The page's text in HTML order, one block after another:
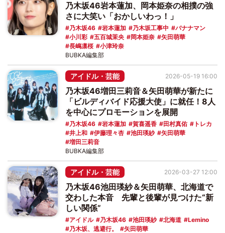
乃木坂46岩本蓮加、岡本姫奈の相撲の強
さに大笑い「おかしいわっ！」
乃木坂46 岩本蓮加 乃木坂工事中
バナナマン
小川彩
五百城茉央 岡本姫奈
矢田萌華
長嶋凛桜
小津玲奈
BUBKA編集部
アイドル・芸能
乃木坂46増田三莉音＆矢田萌華が新たに
「ビルディバイド応援大使」に就任！8人
を中心にプロモーションを展開
乃木坂46 岩本蓮加 賀喜遥香 田村真佑
トレカ
井上和
伊藤理々杏 池田瑛紗
矢田萌華
増田三莉音
2026-05-19 16:00
BUBKA編集部
アイドル・芸能
乃木坂46池田瑛紗＆矢田萌華、北海道で
交わした本音 先輩と後輩が見つけた“新
しい関係”
アイドル 乃木坂46 池田瑛紗 北海道
Lemino
乃木坂、逃避行。
矢田萌華
2026-03-27 12:00